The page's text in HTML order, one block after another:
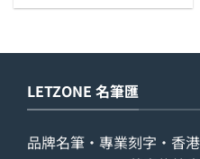
LETZONE 名筆匯
品牌名筆・專業刻字・香